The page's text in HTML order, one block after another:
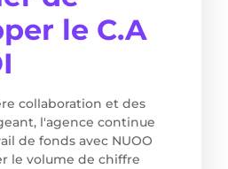
le C.A
collaboration et des
l'agence continue
de fonds avec NUOO
le volume de chiffre